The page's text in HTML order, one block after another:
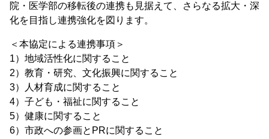
院・医学部の移転後の連携も見据えて、さらなる拡大・深
化を目指し連携強化を図ります。
＜本協定による連携事項＞
1）地域活性化に関すること
2）教育・研究、文化振興に関すること
3）人材育成に関すること
4）子ども・福祉に関すること
5）健康に関すること
6）市政への参画とPRに関すること